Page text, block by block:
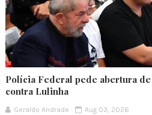
Polícia Federal pede abertura
contra Lulinha
Geraldo Andrade Aug 03, 2026